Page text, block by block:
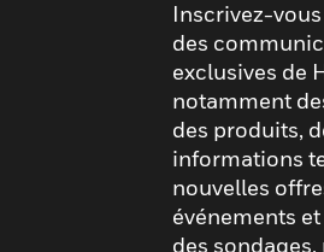
Inscrivez-
des
exclusives de
notamment
des produits,
informations
nouvelles
événements
des sondages,